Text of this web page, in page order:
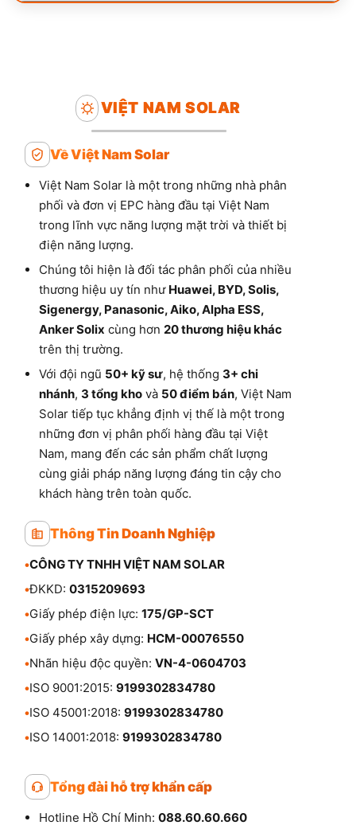
VIỆT NAM SOLAR
Về Việt Nam Solar
Việt Nam Solar là một trong những nhà phân
phối và đơn vị EPC hàng đầu tại Việt Nam
trong lĩnh vực năng lượng mặt trời và thiết bị
điện năng lượng.
Chúng tôi hiện là đối tác phân phối của nhiều
thương hiệu uy tín như Huawei, BYD, Solis,
Sigenergy, Panasonic, Aiko, Alpha ESS,
Anker Solix cùng hơn 20 thương hiệu khác
trên thị trường.
Với đội ngũ 50+ kỹ sư, hệ thống 3+ chi
nhánh, 3 tổng kho và 50 điểm bán, Việt Nam
Solar tiếp tục khẳng định vị thế là một trong
những đơn vị phân phối hàng đầu tại Việt
Nam, mang đến các sản phẩm chất lượng
cùng giải pháp năng lượng đáng tin cậy cho
khách hàng trên toàn quốc.
Thông Tin Doanh Nghiệp
•CÔNG TY TNHH VIỆT NAM SOLAR
•ĐKKD: 0315209693
•Giấy phép điện lực: 175/GP-SCT
•Giấy phép xây dựng: HCM-00076550
•Nhãn hiệu độc quyền: VN-4-0604703
•ISO 9001:2015: 9199302834780
•ISO 45001:2018: 9199302834780
•ISO 14001:2018: 9199302834780
Tổng đài hỗ trợ khẩn cấp
Hotline Hồ Chí Minh: 088.60.60.660